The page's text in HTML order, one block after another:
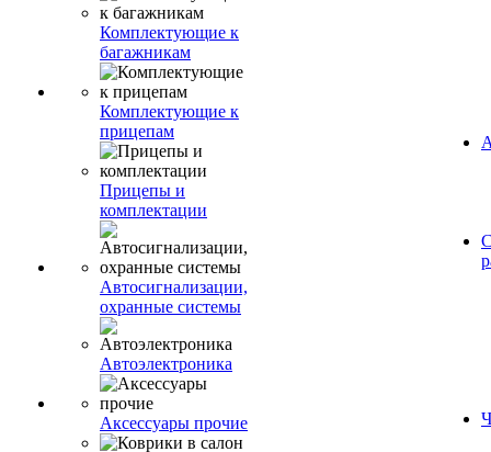
Комплектующие к
багажникам
Комплектующие к
прицепам
Прицепы и
комплектации
Автосигнализации,
охранные системы
Автоэлектроника
Аксессуары прочие